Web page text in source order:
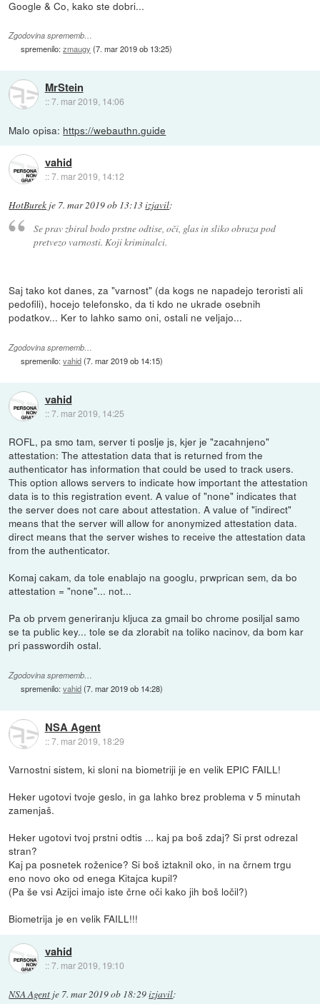
Google & Co, kako ste dobri...
Zgodovina sprememb…
spremenilo:zmaugy (7. mar 2019 ob 13:25)
MrStein
::7. mar 2019, 14:06
Malo opisa: https://webauthn.guide
vahid
::7. mar 2019, 14:12
HotBurek je 7. mar 2019 ob 13:13izjavil:
Se prav zbiral bodo prstne odtise, oči, glas in sliko obraza pod
pretvezo varnosti. Koji kriminalci.
Saj tako kot danes, za "varnost" (da kogs ne napadejo teroristi ali
pedofili), hocejo telefonsko, da ti kdo ne ukrade osebnih
podatkov... Ker to lahko samo oni, ostali ne veljajo...
Zgodovina sprememb…
spremenilo:vahid(7. mar 2019 ob 14:15)
vahid
::7. mar 2019, 14:25
ROFL, pa smo tam, server ti poslje js, kjer je "zacahnjeno"
attestation: The attestation data that is returned from the
authenticator has information that could be used to track users.
This option allows servers to indicate how important the attestation
data is to this registration event. A value of "none" indicates that
the server does not care about attestation. A value of "indirect"
means that the server will allow for anonymized attestation data.
direct means that the server wishes to receive the attestation data
from the authenticator.
Komaj cakam, da tole enablajo na googlu, prwprican sem, da bo
attestation = "none"... not...
Pa ob prvem generiranju kljuca za gmail bo chrome posiljal samo
se ta public key... tole se da zlorabit na toliko nacinov, da bom kar
pri passwordih ostal.
Zgodovina sprememb…
spremenilo:vahid(7. mar 2019 ob 14:28)
NSA Agent
::7. mar 2019, 18:29
Varnostni sistem, ki sloni na biometriji je en velik EPIC FAILL!
Heker ugotovi tvoje geslo, in ga lahko brez problema v 5 minutah
zamenjaš.
Heker ugotovi tvoj prstni odtis ... kaj pa boš zdaj? Si prst odrezal
stran?
Kaj pa posnetek roženice? Si boš iztaknil oko, in na črnem trgu
eno novo oko od enega Kitajca kupil?
(Pa še vsi Azijci imajo iste črne oči kako jih boš ločil?)
Biometrija je en velik FAILL!!!
vahid
::7. mar 2019, 19:10
NSA Agent je 7. mar 2019 ob 18:29izjavil: